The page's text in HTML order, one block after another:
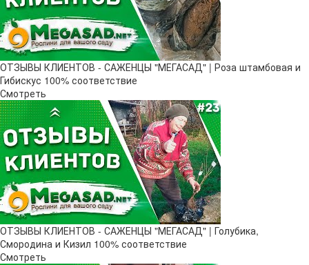
ОТЗЫВЫ КЛИЕНТОВ - САЖЕНЦЫ "МЕГАСАД" | Роза штамбовая и
Гибискус 100% соответствие
Смотреть
ОТЗЫВЫ КЛИЕНТОВ - САЖЕНЦЫ "МЕГАСАД" | Голубика,
Смородина и Кизил 100% соответствие
Смотреть